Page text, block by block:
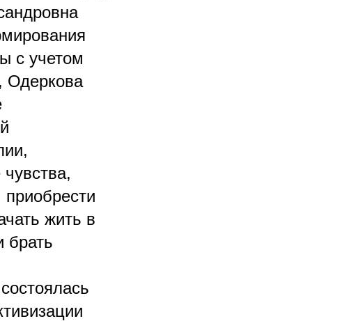
с учетом
Одеркова
жить в
брать